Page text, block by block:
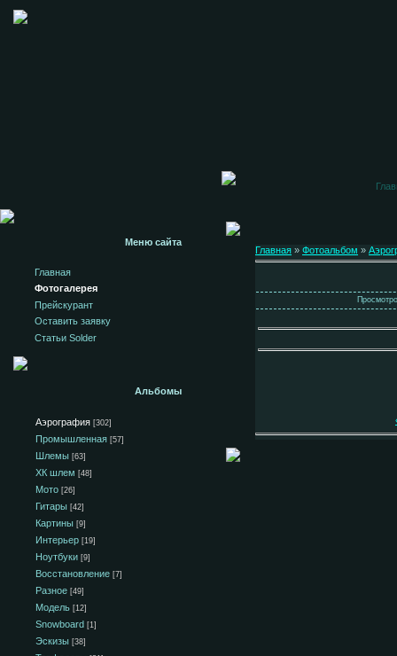
Меню сайта
Главная
Фотогалерея
Прейскурант
Оставить заявку
Статьи Solder
Альбомы
Аэрография [302]
Промышленная [57]
Шлемы [63]
ХК шлем [48]
Мото [26]
Гитары [42]
Картины [9]
Интерьер [19]
Ноутбуки [9]
Восстановление [7]
Разное [49]
Модель [12]
Snowboard [1]
Эскизы [38]
Главная » Фотоальбом »